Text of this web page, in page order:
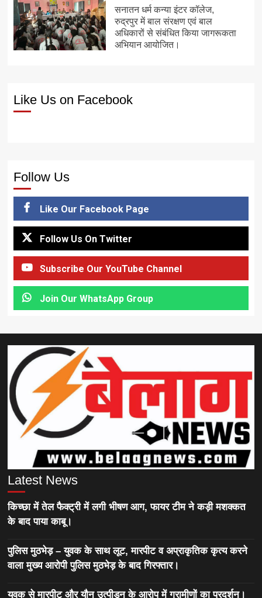
सनातन धर्म कन्या इंटर कॉलेज,
रुद्रपुर में बाल संरक्षण एवं बाल
अधिकारों से संबंधित किया जागरूकता
अभियान आयोजित।
Like Us on Facebook
Follow Us
Like Our Facebook Page
Follow Us On Twitter
Subscribe Our YouTube Channel
Join Our WhatsApp Group
Latest News
किच्छा में तेल फैक्ट्री में लगी भीषण आग, फायर टीम ने कड़ी मशक्कत
के बाद पाया काबू।
पुलिस मुठभेड़ – युवक के साथ लूट, मारपीट व अप्राकृतिक कृत्य करने
वाला मुख्य आरोपी पुलिस मुठभेड़ के बाद गिरफ्तार।
युवक से मारपीट और यौन उत्पीड़न के आरोप में ग्रामीणों का प्रदर्शन।